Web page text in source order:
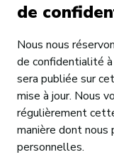
de
Nous nous
de confidentialité
sera publiée sur
mise à jour. Nous
régulièrement
manière dont
personnelles.